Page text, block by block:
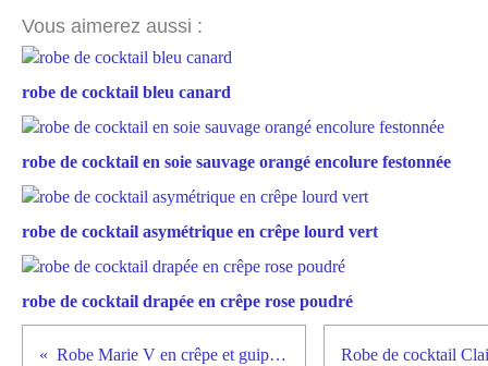
Vous aimerez aussi :
robe de cocktail bleu canard
robe de cocktail en soie sauvage orangé encolure festonnée
robe de cocktail asymétrique en crêpe lourd vert
robe de cocktail drapée en crêpe rose poudré
Robe Marie V en crêpe et guipure